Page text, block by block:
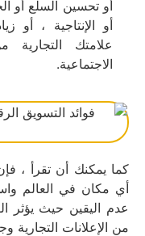
أو تحسين السلع أو
أو الإنتاجية ، أو
علامتك
الاجتماعية.
كما يمكنك أن تقرأ ،
أي مكان في العالم
عدم اليقين حيث يؤثر
من الإعلانات التجارية